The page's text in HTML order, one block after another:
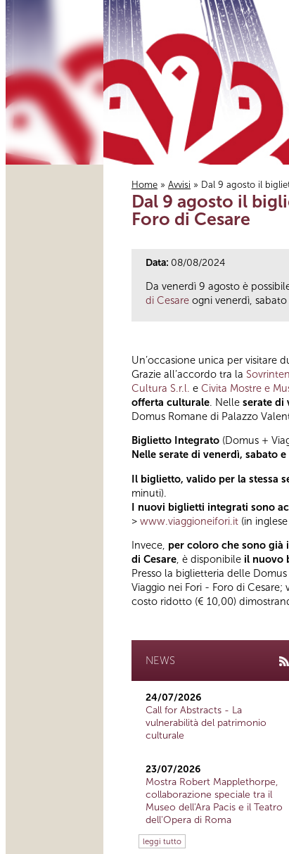
Tu sei qui
Home » Avvisi » Dal 9 agosto il
Dal 9 agosto il
Foro di Cesare
Data: 08/08/2024
Da venerdì 9 agosto è
di Cesare ogni venerdì,
Un’occasione unica per visitare
Grazie all’accordo tra la
Cultura S.r.l. e Civita Mostre e
offerta culturale. Nelle serate di
Domus Romane di Palazzo
Biglietto Integrato (Domus +
Nelle serate di venerdì, sabato
Il biglietto, valido per la stessa
minuti).
I nuovi biglietti integrati sono
> www.viaggioneifori.it (in
Invece, per coloro che sono già
di Cesare, è disponibile il nuovo
Presso la biglietteria delle
Viaggio nei Fori - Foro di
costo ridotto (€ 10,00)
NEWS
24/07/2026
Call for Abstracts - La
vulnerabilità del patrimonio
culturale
23/07/2026
Mostra Robert Mapplethorpe,
collaborazione speciale tra il
Museo dell'Ara Pacis e il Teatro
dell'Opera di Roma
leggi tutto